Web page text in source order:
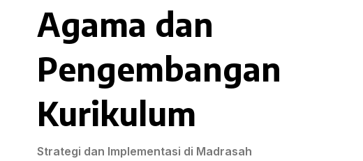
Agama dan
Pengembangan
Kurikulum
Strategi dan Implementasi di Madrasah